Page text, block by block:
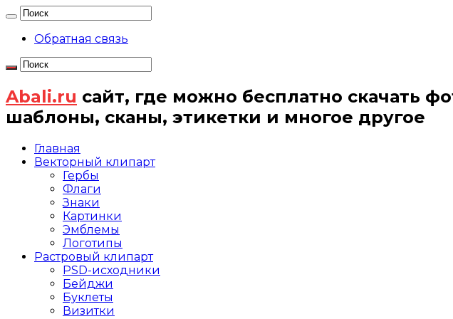
Обратная связь
Abali.ru сайт, где можно бесплатно скачать
шаблоны, сканы, этикетки и многое другое
Главная
Векторный клипарт
Гербы
Флаги
Знаки
Картинки
Эмблемы
Логотипы
Растровый клипарт
PSD-исходники
Бейджи
Буклеты
Визитки